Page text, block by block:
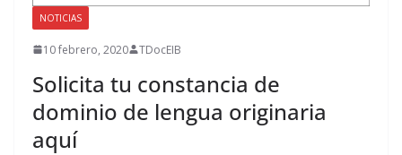
NOTICIAS
10 febrero, 2020 TDocEIB
Solicita tu constancia de
dominio de lengua originaria
aquí